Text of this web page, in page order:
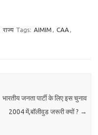
राज्य Tags: AIMIM , CAA ,
भारतीय जनता पार्टी के लिए इस चुनाव
2004 में,बॉलीवुड जरूरी क्यों ? →